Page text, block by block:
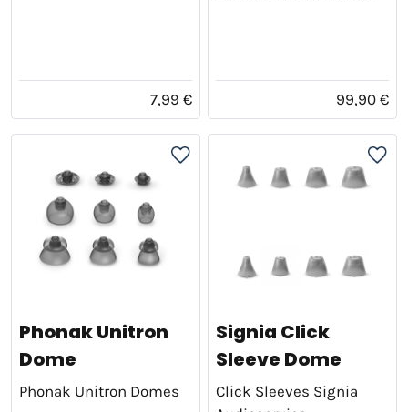
7,99 € 99,90 €
Phonak Unitron
Dome
Phonak Unitron Domes
Signia Click
Sleeve Dome
Click Sleeves Signia